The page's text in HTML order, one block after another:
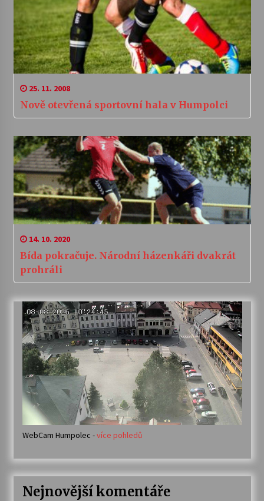
25. 11. 2008
Nově otevřená sportovní hala v Humpolci
14. 10. 2020
Bída pokračuje. Národní házenkáři dvakrát
prohráli
WebCam Humpolec -více pohledů
Nejnovější komentáře